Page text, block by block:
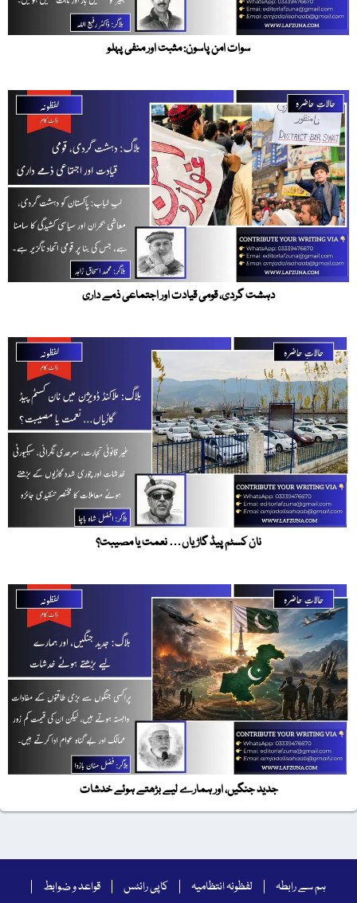
سوات امن پاسون: مثبت اور منفی پہلو
دہشت گردی، قومی قیادت اور اجتماعی ذمے داری
نان کسٹم پیڈ گاڑیاں… نعمت یا مصیبت؟
جدید جنگیں، اور ہمارے لیے بڑھتے ہوئے خدشات
ہم سے رابطہ لفظونہ انتظامیہ کاپی رائٹس
قواعد و ضوابط